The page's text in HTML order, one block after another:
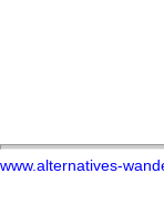
www.alternatives-